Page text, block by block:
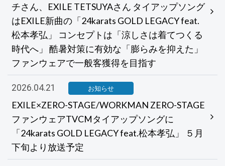
チさん、EXILE TETSUYAさん タイアップソング
はEXILE新曲の「24karats GOLD LEGACY feat.
松本孝弘」 コンセプトは「涼しさは着てつくる
時代へ」 酷暑対策に有効な「膨らみを抑えた」
ファンウェアで一般客獲得を目指す
2026.04.21 お知らせ
EXILE×ZERO-STAGE/WORKMAN ZERO-STAGE
ファンウェアTVCMタイアップソングに
「24karats GOLD LEGACY feat.松本孝弘」 ５月
下旬より放送予定